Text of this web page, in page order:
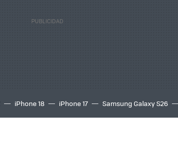
iPhone 18 iPhone 17 Samsung Galaxy S26